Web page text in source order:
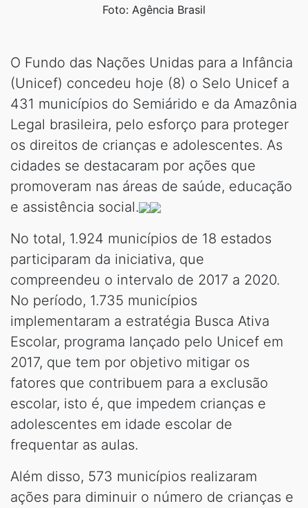
Foto: Agência Brasil
O Fundo das Nações Unidas para a Infância
(Unicef) concedeu hoje (8) o Selo Unicef a
431 municípios do Semiárido e da Amazônia
Legal brasileira, pelo esforço para proteger
os direitos de crianças e adolescentes. As
cidades se destacaram por ações que
promoveram nas áreas de saúde, educação
e assistência social.
No total, 1.924 municípios de 18 estados
participaram da iniciativa, que
compreendeu o intervalo de 2017 a 2020.
No período, 1.735 municípios
implementaram a estratégia Busca Ativa
Escolar, programa lançado pelo Unicef em
2017, que tem por objetivo mitigar os
fatores que contribuem para a exclusão
escolar, isto é, que impedem crianças e
adolescentes em idade escolar de
frequentar as aulas.
Além disso, 573 municípios realizaram
ações para diminuir o número de crianças e